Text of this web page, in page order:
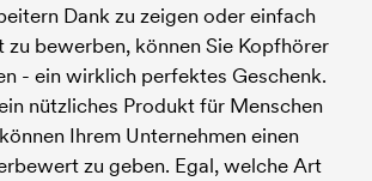
Dank zu zeigen oder einfach
zu bewerben, können Sie Kopfhörer
- ein wirklich perfektes Geschenk.
nützliches Produkt für Menschen
Ihrem Unternehmen einen
zu geben. Egal, welche Art